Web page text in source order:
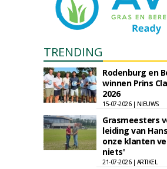
TRENDING
Rodenburg en
winnen Prins
2026
15-07-2026 | NIEUWS
Grasmeesters
leiding van
onze klanten
niets'
21-07-2026 | ARTIKEL